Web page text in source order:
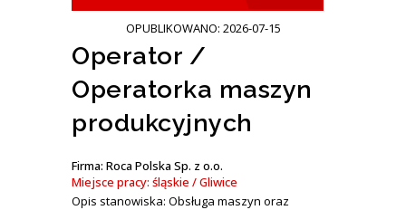
OPUBLIKOWANO: 2026-07-15
Operator /
Operatorka maszyn
produkcyjnych
Firma: Roca Polska Sp. z o.o.
Miejsce pracy: śląskie / Gliwice
Opis stanowiska: Obsługa maszyn oraz